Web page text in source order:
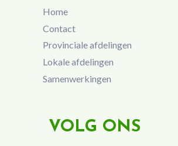
Home
Contact
Provinciale afdelingen
Lokale afdelingen
Samenwerkingen
VOLG ONS